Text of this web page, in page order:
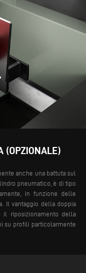
(OPZIONALE)
anche una battuta sul
pneumatico, è di tipo
in funzione delle
Il vantaggio della doppia
il riposizionamento della
su profili particolarmente